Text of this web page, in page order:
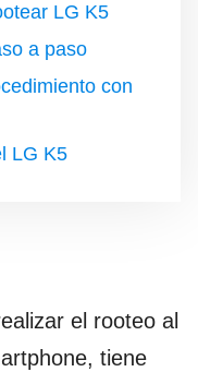
LG K5
a paso
con
LG K5
el rooteo al
tiene